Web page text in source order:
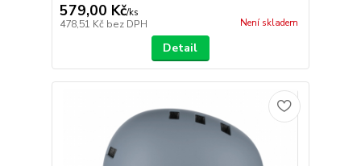
579,00 Kč/ks
478,51 Kč bez DPH Není skladem
Detail